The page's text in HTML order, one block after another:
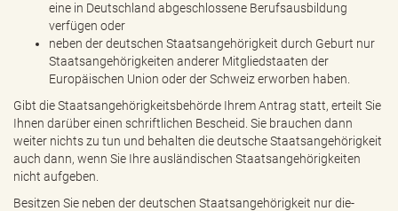
eine in Deutschland abgeschlossene Berufsausbildung
verfügen oder
neben der deutschen Staatsangehörigkeit durch Geburt nur
Staatsangehörigkeiten anderer Mitgliedstaaten der
Europäischen Union oder der Schweiz erworben haben.
Gibt die Staatsangehörigkeitsbehörde Ihrem Antrag statt, erteilt Sie
Ihnen darüber einen schriftlichen Bescheid. Sie brauchen dann
weiter nichts zu tun und behalten die deutsche Staatsangehörigkeit
auch dann, wenn Sie Ihre ausländischen Staatsangehörigkeiten
nicht aufgeben.
Besitzen Sie neben der deutschen Staatsangehörigkeit nur die-